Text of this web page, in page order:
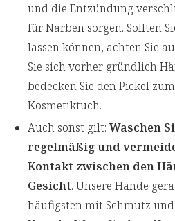
und die Entzündung
für Narben sorgen. Sollten
lassen können, achten Sie
Sie sich vorher gründlich
bedecken Sie den Pickel
Kosmetiktuch.
Auch sonst gilt:Waschen
regelmäßig und
Kontakt zwischen den
Gesicht. Unsere Hände
häufigsten mit Schmutz